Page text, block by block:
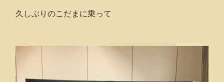
久しぶりのこだまに乗って